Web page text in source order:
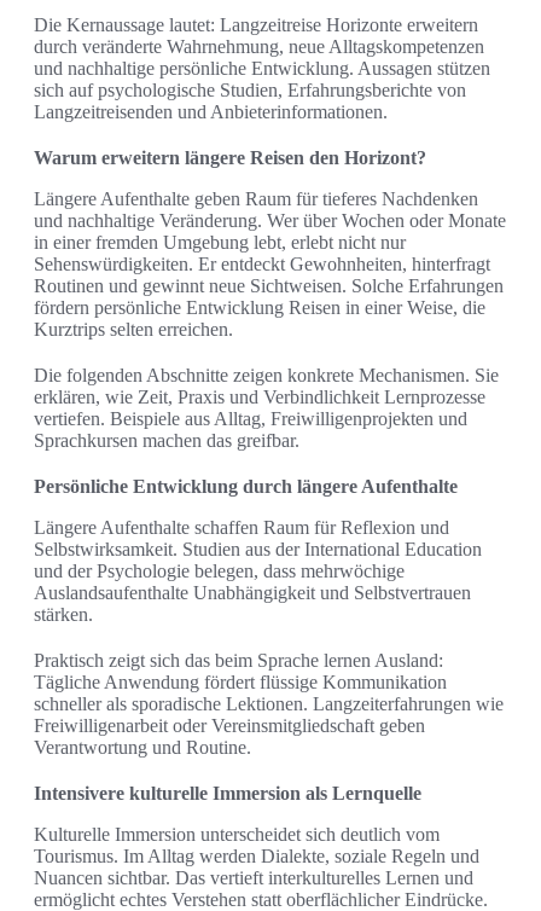
Die Kernaussage lautet: Langzeitreise Horizonte erweitern
durch veränderte Wahrnehmung, neue Alltagskompetenzen
und nachhaltige persönliche Entwicklung. Aussagen stützen
sich auf psychologische Studien, Erfahrungsberichte von
Langzeitreisenden und Anbieterinformationen.
Warum erweitern längere Reisen den Horizont?
Längere Aufenthalte geben Raum für tieferes Nachdenken
und nachhaltige Veränderung. Wer über Wochen oder Monate
in einer fremden Umgebung lebt, erlebt nicht nur
Sehenswürdigkeiten. Er entdeckt Gewohnheiten, hinterfragt
Routinen und gewinnt neue Sichtweisen. Solche Erfahrungen
fördern persönliche Entwicklung Reisen in einer Weise, die
Kurztrips selten erreichen.
Die folgenden Abschnitte zeigen konkrete Mechanismen. Sie
erklären, wie Zeit, Praxis und Verbindlichkeit Lernprozesse
vertiefen. Beispiele aus Alltag, Freiwilligenprojekten und
Sprachkursen machen das greifbar.
Persönliche Entwicklung durch längere Aufenthalte
Längere Aufenthalte schaffen Raum für Reflexion und
Selbstwirksamkeit. Studien aus der International Education
und der Psychologie belegen, dass mehrwöchige
Auslandsaufenthalte Unabhängigkeit und Selbstvertrauen
stärken.
Praktisch zeigt sich das beim Sprache lernen Ausland:
Tägliche Anwendung fördert flüssige Kommunikation
schneller als sporadische Lektionen. Langzeiterfahrungen wie
Freiwilligenarbeit oder Vereinsmitgliedschaft geben
Verantwortung und Routine.
Intensivere kulturelle Immersion als Lernquelle
Kulturelle Immersion unterscheidet sich deutlich vom
Tourismus. Im Alltag werden Dialekte, soziale Regeln und
Nuancen sichtbar. Das vertieft interkulturelles Lernen und
ermöglicht echtes Verstehen statt oberflächlicher Eindrücke.